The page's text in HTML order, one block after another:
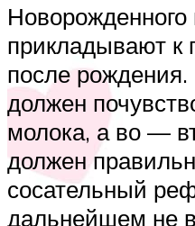
Новорожденного
прикладывают к
после
должен
молока, а во —
должен
сосательный
дальнейшем не